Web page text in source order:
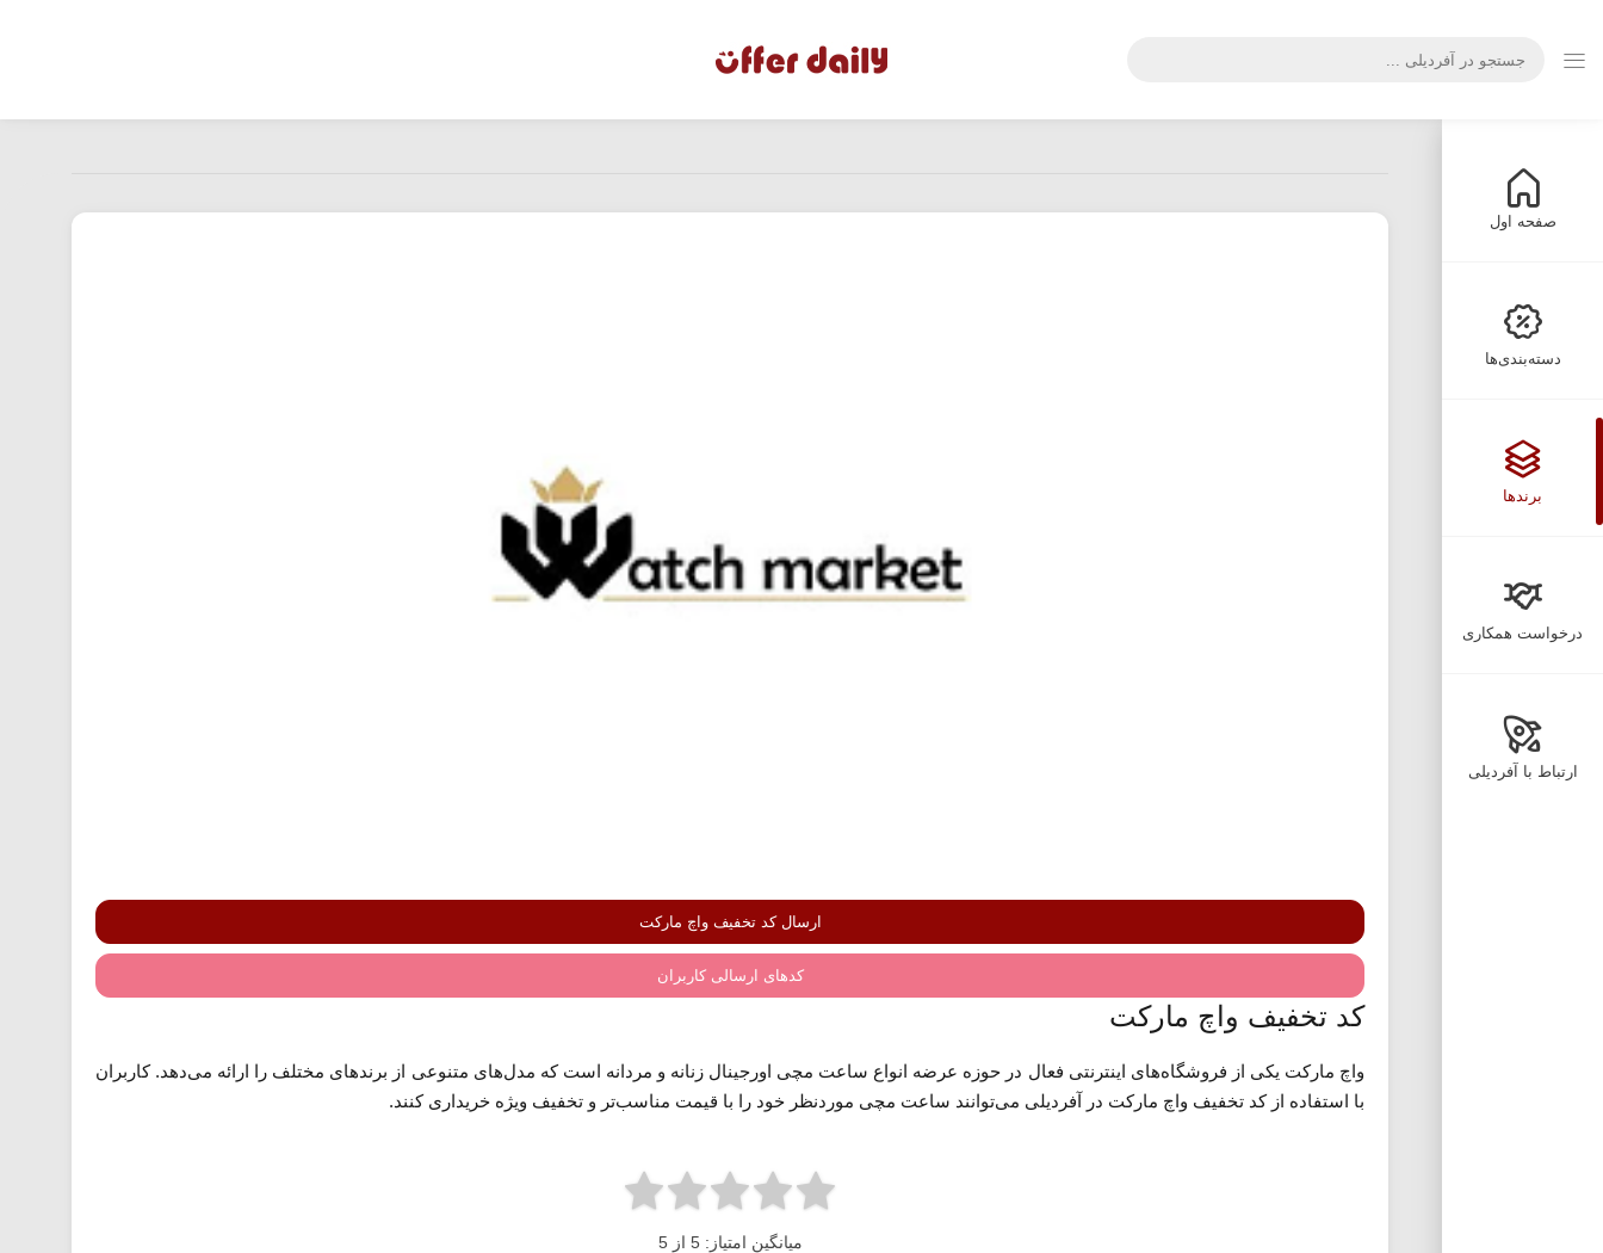
صفحه اول
دسته‌بندی‌ها
برندها
درخواست همکاری
ارتباط با آفردیلی
ارسال کد تخفیف واچ مارکت
کدهای ارسالی کاربران
کد تخفیف واچ مارکت
واچ مارکت یکی از فروشگاه‌های اینترنتی فعال در حوزه عرضه انواع ساعت مچی اورجینال زنانه و مردانه است که مدل‌های متنوعی از برندهای مختلف را ارائه می‌دهد. کاربران
با استفاده از کد تخفیف واچ مارکت در آفردیلی می‌توانند ساعت مچی موردنظر خود را با قیمت مناسب‌تر و تخفیف ویژه خریداری کنند.
میانگین امتیاز: 5 از 5